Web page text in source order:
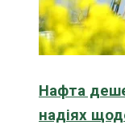
Нафта
надіях